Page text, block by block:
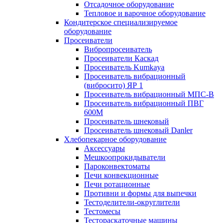
Отсадочное оборудование
Тепловое и варочное оборудование
Кондитерское специализируемое
оборудование
Просеиватели
Вибропросеиватель
Просеиватели Каскад
Просеиватель Kumkaya
Просеиватель вибрационный
(вибросито) ЯР 1
Просеиватель вибрационный МПС-В
Просеиватель вибрационный ПВГ
600М
Просеиватель шнековый
Просеиватель шнековый Danler
Хлебопекарное оборудование
Аксессуары
Мешкоопрокидыватели
Пароконвектоматы
Печи конвекционные
Печи ротационные
Противни и формы для выпечки
Тестоделители-округлители
Тестомесы
Тестораскаточные машины